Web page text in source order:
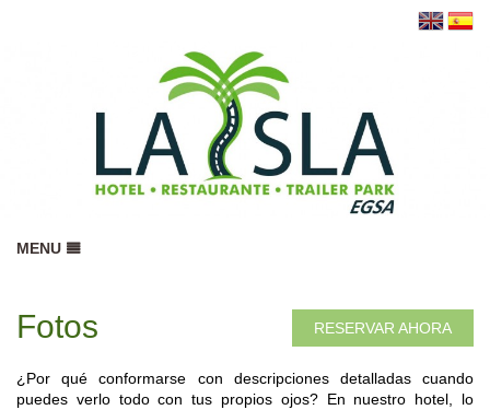
MENU
RESERVAS
TOURS
RESERVAR AHORA
Fotos
¿Por qué conformarse con descripciones detalladas cuando
puedes verlo todo con tus propios ojos? En nuestro hotel, lo